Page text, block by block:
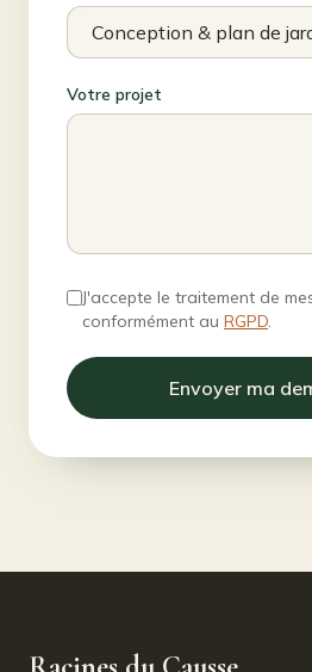
Votre projet
J'accepte le traitement de
conformément au RGPD.
Envoyer ma